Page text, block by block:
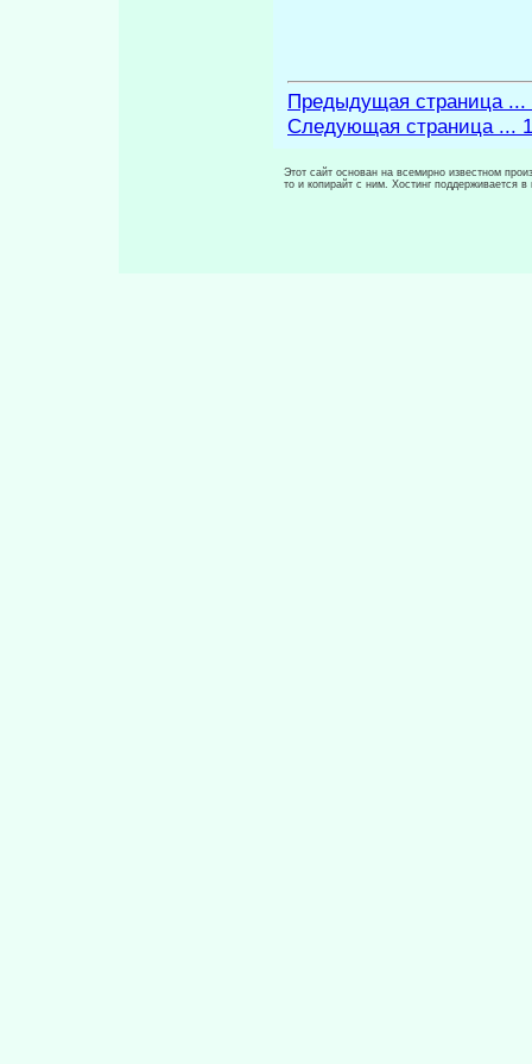
Предыдущая страница ...
Следующая страница ...
Этот сайт основан на всемирно известном
то и копирайт с ним. Хостинг поддерживается